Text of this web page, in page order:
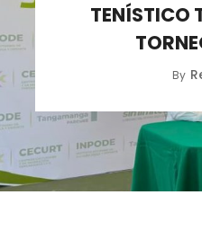
TENÍSTICO
By